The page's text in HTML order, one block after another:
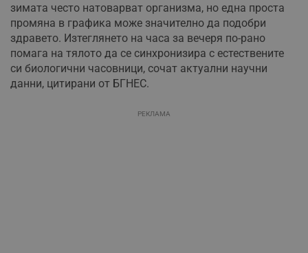
зимата често натоварват организма, но една проста
промяна в графика може значително да подобри
здравето. Изтеглянето на часа за вечеря по-рано
помага на тялото да се синхронизира с естествените
си биологични часовници, сочат актуални научни
данни, цитирани от БГНЕС.
РЕКЛАМА